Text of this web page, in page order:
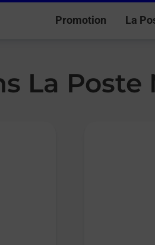
Promotion La
La Poste